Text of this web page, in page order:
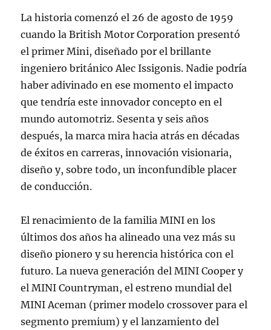
La historia comenzó el 26 de agosto de 1959
cuando la British Motor Corporation presentó
el primer Mini, diseñado por el brillante
ingeniero británico Alec Issigonis. Nadie podría
haber adivinado en ese momento el impacto
que tendría este innovador concepto en el
mundo automotriz. Sesenta y seis años
después, la marca mira hacia atrás en décadas
de éxitos en carreras, innovación visionaria,
diseño y, sobre todo, un inconfundible placer
de conducción.
El renacimiento de la familia MINI en los
últimos dos años ha alineado una vez más su
diseño pionero y su herencia histórica con el
futuro. La nueva generación del MINI Cooper y
el MINI Countryman, el estreno mundial del
MINI Aceman (primer modelo crossover para el
segmento premium) y el lanzamiento del